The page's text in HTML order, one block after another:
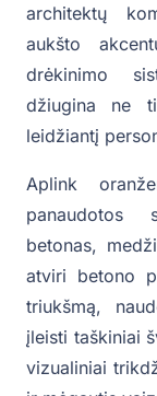
architektų
aukšto
drėkinimo
džiugina ne
leidžiantį
Aplink
panaudotos
betonas,
atviri betono
triukšmą,
įleisti taškiniai
vizualiniai